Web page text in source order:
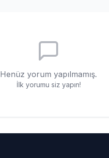
Henüz yorum yapılmamış.
İlk yorumu siz yapın!